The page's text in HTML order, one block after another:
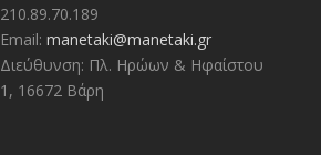
210.89.70.189
Email: manetaki@manetaki.gr
Διεύθυνση: Πλ. Ηρώων & Ηφαίστου
1, 16672 Βάρη